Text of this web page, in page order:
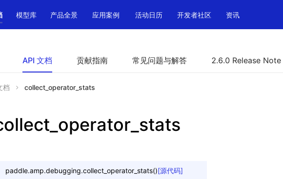
模型库 产品全景 应用案例 活动日历 开发者社区 资讯
API 文档 贡献指南 常见问题与解答 2.6.0 Release Note
档 collect_operator_stats
paddle.amp.debugging.collect_operator_stats()[源代码]